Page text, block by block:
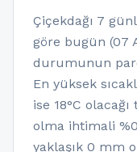
Çiçekdağı 7
göre bugün (07
durumunun
En yüksek
ise 18°C
olma ihtimali
yaklaşık 0 mm